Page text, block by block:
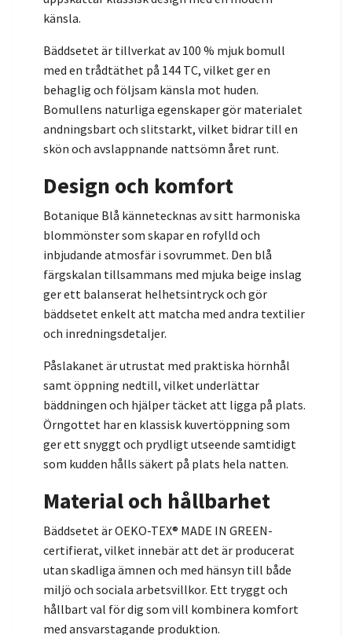
känsla.
Bäddsetet är tillverkat av 100 % mjuk bomull
med en trådtäthet på 144 TC, vilket ger en
behaglig och följsam känsla mot huden.
Bomullens naturliga egenskaper gör materialet
andningsbart och slitstarkt, vilket bidrar till en
skön och avslappnande nattsömn året runt.
Design och komfort
Botanique Blå kännetecknas av sitt harmoniska
blommönster som skapar en rofylld och
inbjudande atmosfär i sovrummet. Den blå
färgskalan tillsammans med mjuka beige inslag
ger ett balanserat helhetsintryck och gör
bäddsetet enkelt att matcha med andra textilier
och inredningsdetaljer.
Påslakanet är utrustat med praktiska hörnhål
samt öppning nedtill, vilket underlättar
bäddningen och hjälper täcket att ligga på plats.
Örngottet har en klassisk kuvertöppning som
ger ett snyggt och prydligt utseende samtidigt
som kudden hålls säkert på plats hela natten.
Material och hållbarhet
Bäddsetet är OEKO-TEX® MADE IN GREEN-
certifierat, vilket innebär att det är producerat
utan skadliga ämnen och med hänsyn till både
miljö och sociala arbetsvillkor. Ett tryggt och
hållbart val för dig som vill kombinera komfort
med ansvarstagande produktion.